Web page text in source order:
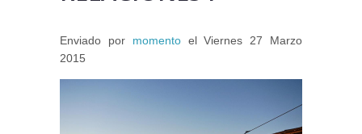
Enviado por momentoelViernes 27 Marzo
2015